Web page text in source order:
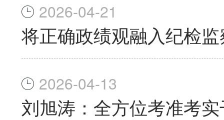
2026-04-21
将正确政绩观融入纪检
2026-04-13
刘旭涛：全方位考准考